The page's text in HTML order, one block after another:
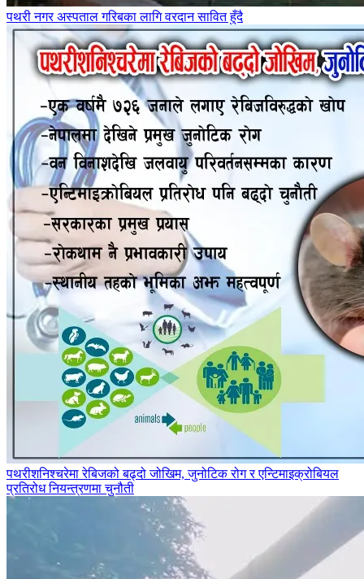
पथरी नगर अस्पताल गरिबका लागि वरदान सावित हुँदै
पथरीशनिश्‍चरेमा रेबिजको बढ्दो जोखिम, जुनोटिक रोग र एन्टिमाइक्रोबियल
प्रतिरोध नियन्त्रणमा चुनौती